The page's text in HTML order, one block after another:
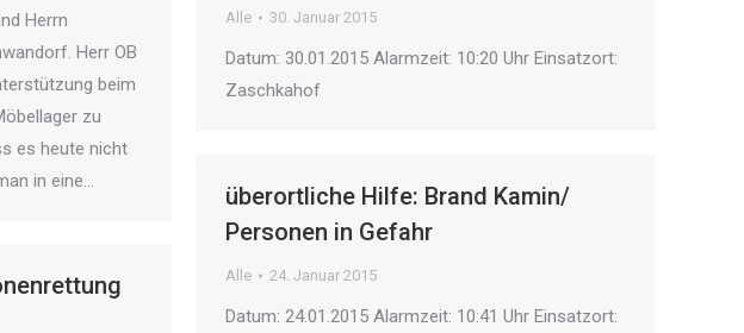
Herrn
Herr OB
beim
zu
es heute nicht
in eine…
Alle 30. Januar 2015
Datum: 30.01.2015 Alarmzeit: 10:20 Uhr Einsatzort:
Zaschkahof
überortliche Hilfe: Brand Kamin/
Personen in Gefahr
Alle 24. Januar 2015
Datum: 24.01.2015 Alarmzeit: 10:41 Uhr Einsatzort: